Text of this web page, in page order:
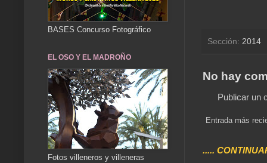
Sección: 2014
No hay
Publicar un
Entrada más
.....
BASES Concurso Fotográfico
EL OSO Y EL MADROÑO
Fotos villeneros y villeneras